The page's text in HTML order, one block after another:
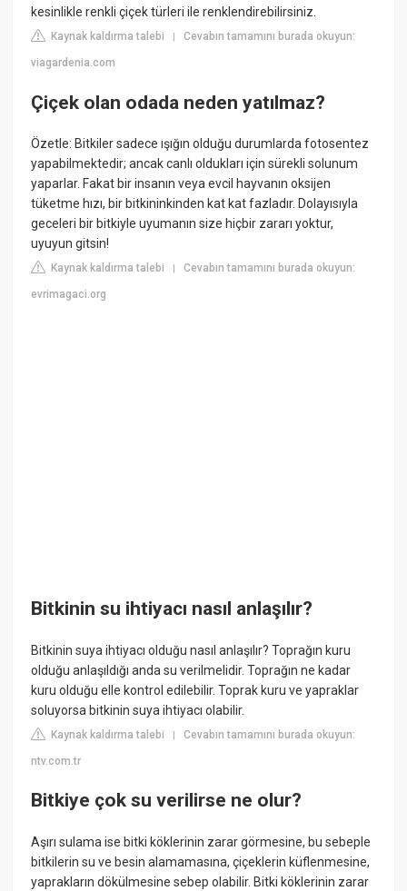
kesinlikle renkli çiçek türleri ile renklendirebilirsiniz.
Kaynak kaldırma talebi |Cevabın tamamını burada okuyun:
viagardenia.com
Çiçek olan odada neden yatılmaz?
Özetle: Bitkiler sadece ışığın olduğu durumlarda fotosentez
yapabilmektedir; ancak canlı oldukları için sürekli solunum
yaparlar. Fakat bir insanın veya evcil hayvanın oksijen
tüketme hızı, bir bitkininkinden kat kat fazladır. Dolayısıyla
geceleri bir bitkiyle uyumanın size hiçbir zararı yoktur,
uyuyun gitsin!
Kaynak kaldırma talebi |Cevabın tamamını burada okuyun:
evrimagaci.org
Bitkinin su ihtiyacı nasıl anlaşılır?
Bitkinin suya ihtiyacı olduğu nasıl anlaşılır? Toprağın kuru
olduğu anlaşıldığı anda su verilmelidir. Toprağın ne kadar
kuru olduğu elle kontrol edilebilir. Toprak kuru ve yapraklar
soluyorsa bitkinin suya ihtiyacı olabilir.
Kaynak kaldırma talebi |Cevabın tamamını burada okuyun:
ntv.com.tr
Bitkiye çok su verilirse ne olur?
Aşırı sulama ise bitki köklerinin zarar görmesine, bu sebeple
bitkilerin su ve besin alamamasına, çiçeklerin küflenmesine,
yaprakların dökülmesine sebep olabilir. Bitki köklerinin zarar